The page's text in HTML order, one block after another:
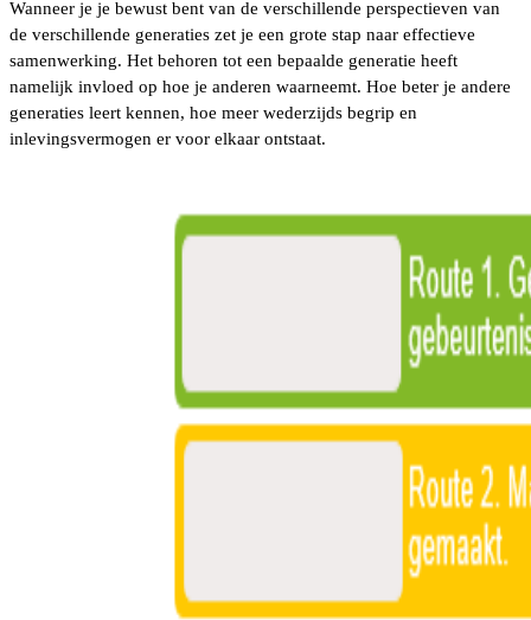
Wanneer je je bewust bent van de verschillende perspectieven van
de verschillende generaties zet je een grote stap naar effectieve
samenwerking. Het behoren tot een bepaalde generatie heeft
namelijk invloed op hoe je anderen waarneemt. Hoe beter je andere
generaties leert kennen, hoe meer wederzijds begrip en
inlevingsvermogen er voor elkaar ontstaat.